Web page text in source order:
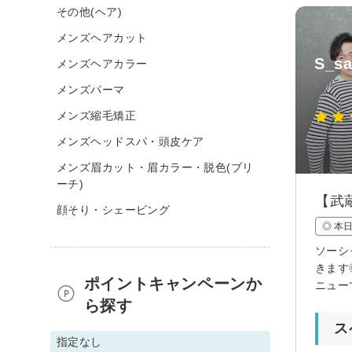
【
◎ 本
ソー
きま
ニュ
その他(ヘア)
メンズヘアカット
メンズヘアカラー
メンズパーマ
メンズ縮毛矯正
メンズヘッドスパ・頭皮ケア
メンズ眉カット・眉カラー・脱色(ブリ
ーチ)
顔そり・シェービング
ポイントキャンペーンか
ら探す
指定なし